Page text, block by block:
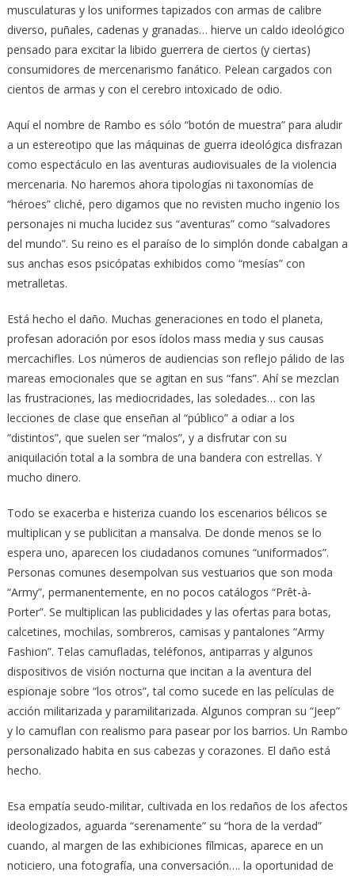
musculaturas y los uniformes tapizados con armas de calibre
diverso, puñales, cadenas y granadas… hierve un caldo ideológico
pensado para excitar la libido guerrera de ciertos (y ciertas)
consumidores de mercenarismo fanático. Pelean cargados con
cientos de armas y con el cerebro intoxicado de odio.
Aquí el nombre de Rambo es sólo “botón de muestra” para aludir
a un estereotipo que las máquinas de guerra ideológica disfrazan
como espectáculo en las aventuras audiovisuales de la violencia
mercenaria. No haremos ahora tipologías ni taxonomías de
“héroes” cliché, pero digamos que no revisten mucho ingenio los
personajes ni mucha lucidez sus “aventuras” como “salvadores
del mundo”. Su reino es el paraíso de lo simplón donde cabalgan a
sus anchas esos psicópatas exhibidos como “mesías” con
metralletas.
Está hecho el daño. Muchas generaciones en todo el planeta,
profesan adoración por esos ídolos mass media y sus causas
mercachifles. Los números de audiencias son reflejo pálido de las
mareas emocionales que se agitan en sus “fans”. Ahí se mezclan
las frustraciones, las mediocridades, las soledades… con las
lecciones de clase que enseñan al “público” a odiar a los
“distintos”, que suelen ser “malos”, y a disfrutar con su
aniquilación total a la sombra de una bandera con estrellas. Y
mucho dinero.
Todo se exacerba e histeriza cuando los escenarios bélicos se
multiplican y se publicitan a mansalva. De donde menos se lo
espera uno, aparecen los ciudadanos comunes “uniformados”.
Personas comunes desempolvan sus vestuarios que son moda
“Army”, permanentemente, en no pocos catálogos “Prêt-à-
Porter”. Se multiplican las publicidades y las ofertas para botas,
calcetines, mochilas, sombreros, camisas y pantalones “Army
Fashion”. Telas camufladas, teléfonos, antiparras y algunos
dispositivos de visión nocturna que incitan a la aventura del
espionaje sobre “los otros”, tal como sucede en las películas de
acción militarizada y paramilitarizada. Algunos compran su “Jeep”
y lo camuflan con realismo para pasear por los barrios. Un Rambo
personalizado habita en sus cabezas y corazones. El daño está
hecho.
Esa empatía seudo-militar, cultivada en los redaños de los afectos
ideologizados, aguarda “serenamente” su “hora de la verdad”
cuando, al margen de las exhibiciones fílmicas, aparece en un
noticiero, una fotografía, una conversación…. la oportunidad de